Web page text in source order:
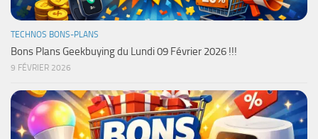
TECHNOS BONS-PLANS
Bons Plans Geekbuying du Lundi 09 Février 2026 !!!
9 FÉVRIER 2026